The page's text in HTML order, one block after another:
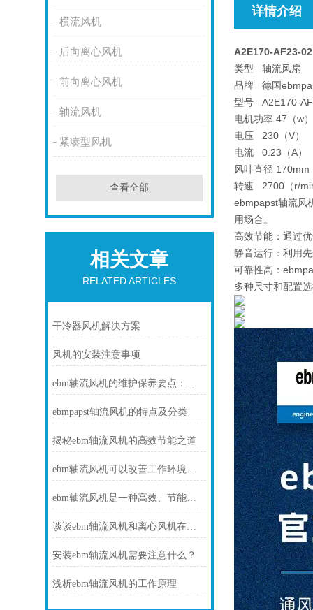
横流风机
后向离心风机
前向离心风机
轴流风机
紧凑型风机
查看全部
相关文章
RELATED ARTICLES
干冷器风机解决方案
风机的安装注意事项
ebm轴流风机的维护保养要点：清洁、检查与确保持续高效运行
ebmpapst轴流风机的特点及分类
揭秘ebm轴流风机的高效节能之道
ebm轴流风机可以改善工作环境、提供舒适的通风效果
ebm轴流风机是一种高效、节能和可靠的风动设备
谈谈ebm轴流风机和离心风机在机械通风中的作用
安装ebm轴流风机需要注意什么？
浅析ebm轴流风机的工作原理
详情介绍
A2E170-AF23-
类型 轴流风扇
品牌 德国
型号 A2E170-
电机功率 47（w）
电压 230（V）
电流 0.23（A）
风叶直径 170mm
转速 2700（r/
ebmpapst轴流风
用场合。
高效节能：通过
静音运行：利用
可靠性高：
多种尺寸和配置